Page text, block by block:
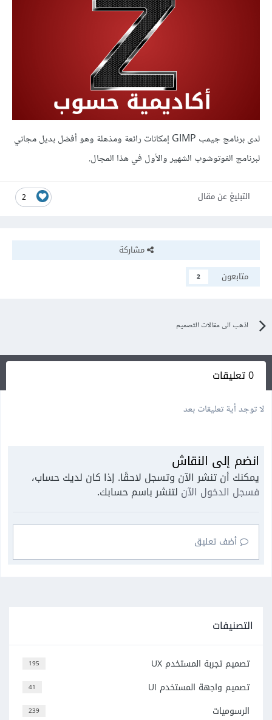
لدى برنامج جيمب GIMP إمكانات رائعة ومذهلة وهو أفضل بديل مجاني
لبرنامج الفوتوشوب الشهير والأول في هذا المجال.
2 التبليغ عن مقال
مشاركة
متابعون
2
اذهب الى مقالات التصميم
0 تعليقات
لا توجد أية تعليقات بعد
انضم إلى النقاش
يمكنك أن تنشر الآن وتسجل لاحقًا. إذا كان لديك حساب،
فسجل الدخول الآن لتنشر باسم حسابك.
أضف تعليق
التصنيفات
195 تصميم تجربة المستخدم UX
41 تصميم واجهة المستخدم UI
239 الرسوميات